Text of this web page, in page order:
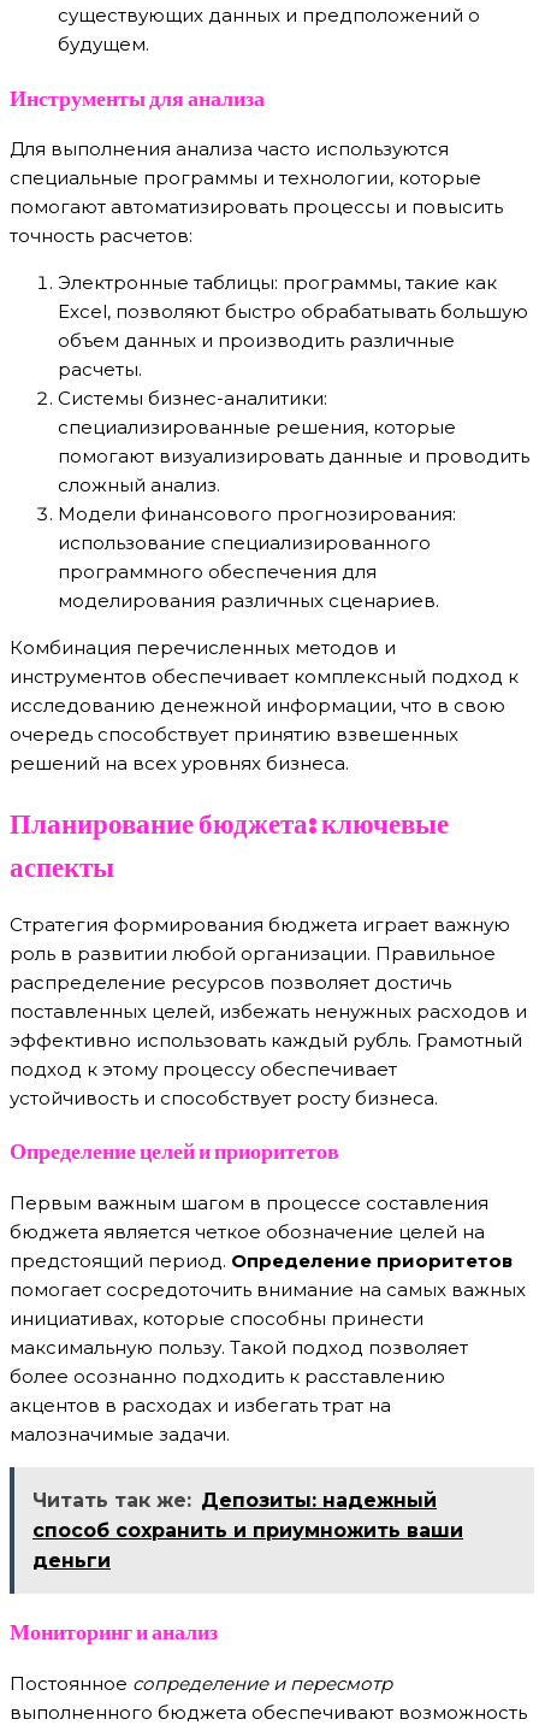
существующих данных и предположений о
будущем.
Инструменты для анализа
Для выполнения анализа часто используются
специальные программы и технологии, которые
помогают автоматизировать процессы и повысить
точность расчетов:
Электронные таблицы: программы, такие как
Excel, позволяют быстро обрабатывать большую
объем данных и производить различные
расчеты.
Системы бизнес-аналитики:
специализированные решения, которые
помогают визуализировать данные и проводить
сложный анализ.
Модели финансового прогнозирования:
использование специализированного
программного обеспечения для
моделирования различных сценариев.
Комбинация перечисленных методов и
инструментов обеспечивает комплексный подход к
исследованию денежной информации, что в свою
очередь способствует принятию взвешенных
решений на всех уровнях бизнеса.
Планирование бюджета: ключевые
аспекты
Стратегия формирования бюджета играет важную
роль в развитии любой организации. Правильное
распределение ресурсов позволяет достичь
поставленных целей, избежать ненужных расходов и
эффективно использовать каждый рубль. Грамотный
подход к этому процессу обеспечивает
устойчивость и способствует росту бизнеса.
Определение целей и приоритетов
Первым важным шагом в процессе составления
бюджета является четкое обозначение целей на
предстоящий период. Определение приоритетов
помогает сосредоточить внимание на самых важных
инициативах, которые способны принести
максимальную пользу. Такой подход позволяет
более осознанно подходить к расставлению
акцентов в расходах и избегать трат на
малозначимые задачи.
Читать так же: Депозиты: надежный
способ сохранить и приумножить ваши
деньги
Мониторинг и анализ
Постоянное сопределение и пересмотр
выполненного бюджета обеспечивают возможность